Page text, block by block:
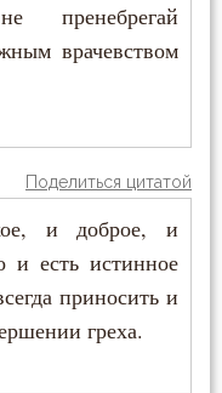
пренебрегай
врачевством
Поделиться цитатой
и доброе, и
и есть истинное
приносить и
греха.